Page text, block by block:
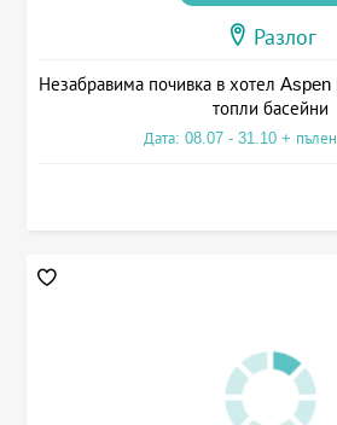
Разлог
Незабравима почивка в хотел
топли басейни
Дата: 08.07 - 31.10 +